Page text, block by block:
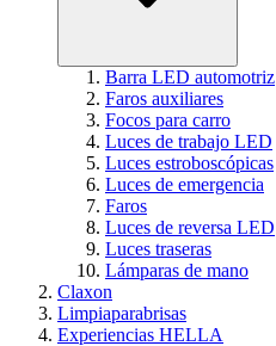
Barra LED automotriz
Faros auxiliares
Focos para carro
Luces de trabajo LED
Luces estroboscópicas
Luces de emergencia
Faros
Luces de reversa LED
Luces traseras
Lámparas de mano
Claxon
Limpiaparabrisas
Experiencias HELLA